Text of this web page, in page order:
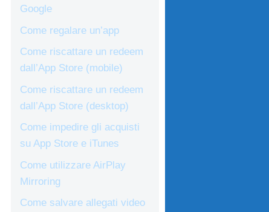
Google
Come regalare un’app
Come riscattare un redeem
dall’App Store (mobile)
Come riscattare un redeem
dall’App Store (desktop)
Come impedire gli acquisti
su App Store e iTunes
Come utilizzare AirPlay
Mirroring
Come salvare allegati video